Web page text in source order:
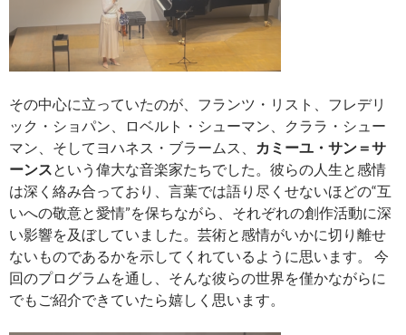
その中心に立っていたのが、フランツ・リスト、フレデリ
ック・ショパン、ロベルト・シューマン、クララ・シュー
マン、そしてヨハネス・ブラームス、
カミーユ・サン＝サ
ーンスという偉大な音楽家たちでした。彼らの人生と感情
は深く絡み合っており、言葉では語り尽くせないほどの“互
いへの敬意と愛情”を保ちながら、それぞれの創作活動に深
い影響を及ぼしていました。芸術と感情がいかに切り離せ
ないものであるかを示して くれているように思います。
今
回のプログラムを通し、そんな彼らの世界を僅かながらに
でもご紹介できていたら嬉しく思います。